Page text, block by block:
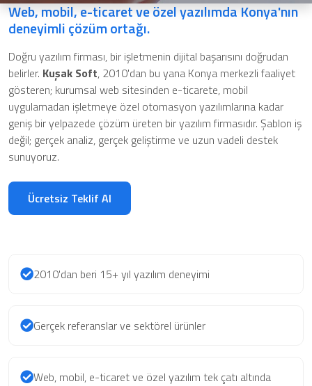
Web, mobil, e-ticaret ve özel yazılımda Konya'nın
deneyimli çözüm ortağı.
Doğru yazılım firması, bir işletmenin dijital başarısını doğrudan
belirler. Kuşak Soft, 2010'dan bu yana Konya merkezli faaliyet
gösteren; kurumsal web sitesinden e-ticarete, mobil
uygulamadan işletmeye özel otomasyon yazılımlarına kadar
geniş bir yelpazede çözüm üreten bir yazılım firmasıdır. Şablon iş
değil; gerçek analiz, gerçek geliştirme ve uzun vadeli destek
sunuyoruz.
Ücretsiz Teklif Al
2010'dan beri 15+ yıl yazılım deneyimi
Gerçek referanslar ve sektörel ürünler
Web, mobil, e-ticaret ve özel yazılım tek çatı altında